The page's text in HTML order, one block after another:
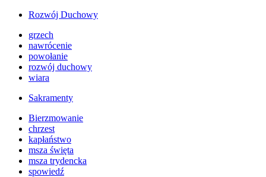
Rozwój Duchowy
grzech
nawrócenie
powołanie
rozwój duchowy
wiara
Sakramenty
Bierzmowanie
chrzest
kapłaństwo
msza święta
msza trydencka
spowiedź